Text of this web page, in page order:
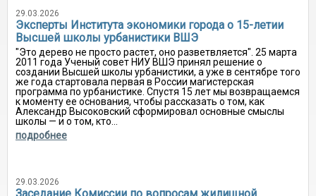
29.03.2026
Эксперты Института экономики города о 15-летии
Высшей школы урбанистики ВШЭ
"Это дерево не просто растет, оно разветвляется". 25 марта
2011 года Ученый совет НИУ ВШЭ принял решение о
создании Высшей школы урбанистики, а уже в сентябре того
же года стартовала первая в России магистерская
программа по урбанистике. Спустя 15 лет мы возвращаемся
к моменту ее основания, чтобы рассказать о том, как
Александр Высоковский сформировал основные смыслы
школы — и о том, кто...
подробнее
29.03.2026